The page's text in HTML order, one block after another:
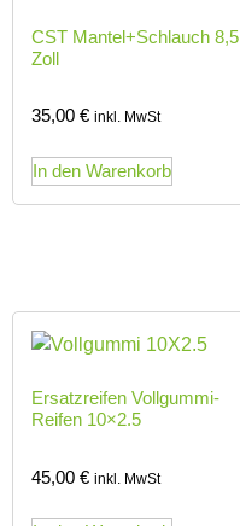
CST Mantel+Schlauch 8,5
Zoll
35,00 € inkl. MwSt
In den Warenkorb
Ersatzreifen Vollgummi-
Reifen 10×2.5
45,00 € inkl. MwSt